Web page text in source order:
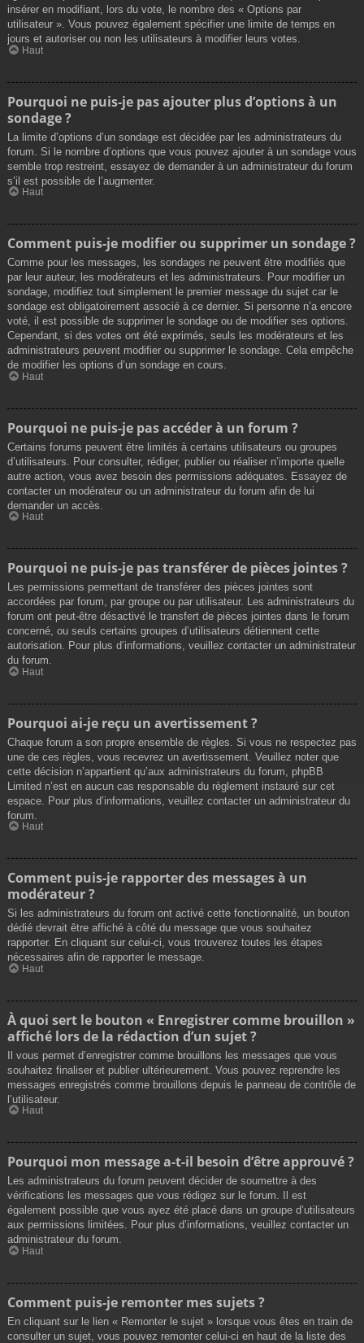
insérer en modifiant, lors du vote, le nombre des « Options par
utilisateur ». Vous pouvez également spécifier une limite de temps en
jours et autoriser ou non les utilisateurs à modifier leurs votes.
Haut
Pourquoi ne puis-je pas ajouter plus d’options à un
sondage ?
La limite d’options d’un sondage est décidée par les administrateurs du
forum. Si le nombre d’options que vous pouvez ajouter à un sondage vous
semble trop restreint, essayez de demander à un administrateur du forum
s’il est possible de l’augmenter.
Haut
Comment puis-je modifier ou supprimer un sondage ?
Comme pour les messages, les sondages ne peuvent être modifiés que
par leur auteur, les modérateurs et les administrateurs. Pour modifier un
sondage, modifiez tout simplement le premier message du sujet car le
sondage est obligatoirement associé à ce dernier. Si personne n’a encore
voté, il est possible de supprimer le sondage ou de modifier ses options.
Cependant, si des votes ont été exprimés, seuls les modérateurs et les
administrateurs peuvent modifier ou supprimer le sondage. Cela empêche
de modifier les options d’un sondage en cours.
Haut
Pourquoi ne puis-je pas accéder à un forum ?
Certains forums peuvent être limités à certains utilisateurs ou groupes
d’utilisateurs. Pour consulter, rédiger, publier ou réaliser n’importe quelle
autre action, vous avez besoin des permissions adéquates. Essayez de
contacter un modérateur ou un administrateur du forum afin de lui
demander un accès.
Haut
Pourquoi ne puis-je pas transférer de pièces jointes ?
Les permissions permettant de transférer des pièces jointes sont
accordées par forum, par groupe ou par utilisateur. Les administrateurs du
forum ont peut-être désactivé le transfert de pièces jointes dans le forum
concerné, ou seuls certains groupes d’utilisateurs détiennent cette
autorisation. Pour plus d’informations, veuillez contacter un administrateur
du forum.
Haut
Pourquoi ai-je reçu un avertissement ?
Chaque forum a son propre ensemble de règles. Si vous ne respectez pas
une de ces règles, vous recevrez un avertissement. Veuillez noter que
cette décision n’appartient qu’aux administrateurs du forum, phpBB
Limited n’est en aucun cas responsable du règlement instauré sur cet
espace. Pour plus d’informations, veuillez contacter un administrateur du
forum.
Haut
Comment puis-je rapporter des messages à un
modérateur ?
Si les administrateurs du forum ont activé cette fonctionnalité, un bouton
dédié devrait être affiché à côté du message que vous souhaitez
rapporter. En cliquant sur celui-ci, vous trouverez toutes les étapes
nécessaires afin de rapporter le message.
Haut
À quoi sert le bouton « Enregistrer comme brouillon »
affiché lors de la rédaction d’un sujet ?
Il vous permet d’enregistrer comme brouillons les messages que vous
souhaitez finaliser et publier ultérieurement. Vous pouvez reprendre les
messages enregistrés comme brouillons depuis le panneau de contrôle de
l’utilisateur.
Haut
Pourquoi mon message a-t-il besoin d’être approuvé ?
Les administrateurs du forum peuvent décider de soumettre à des
vérifications les messages que vous rédigez sur le forum. Il est
également possible que vous ayez été placé dans un groupe d’utilisateurs
aux permissions limitées. Pour plus d’informations, veuillez contacter un
administrateur du forum.
Haut
Comment puis-je remonter mes sujets ?
En cliquant sur le lien « Remonter le sujet » lorsque vous êtes en train de
consulter un sujet, vous pouvez remonter celui-ci en haut de la liste des